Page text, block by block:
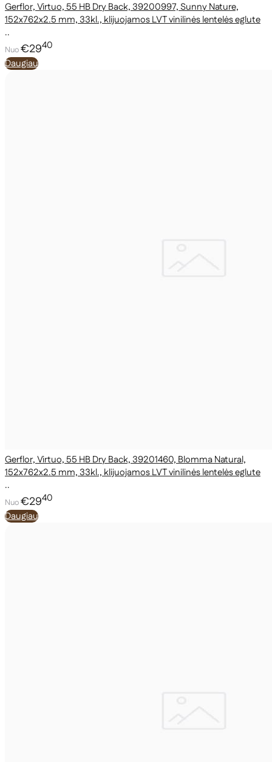
Gerflor, Virtuo, 55 HB Dry Back, 39200997, Sunny Nature,
152x762x2.5 mm, 33kl., klijuojamos LVT vinilinės lentelės eglute
..
Nuo€2940
Daugiau
Gerflor, Virtuo, 55 HB Dry Back, 39201460, Blomma Natural,
152x762x2.5 mm, 33kl., klijuojamos LVT vinilinės lentelės eglute
..
Nuo€2940
Daugiau